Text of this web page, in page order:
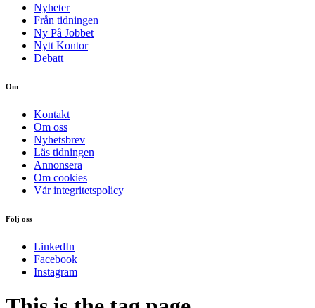
Nyheter
Från tidningen
Ny På Jobbet
Nytt Kontor
Debatt
Om
Kontakt
Om oss
Nyhetsbrev
Läs tidningen
Annonsera
Om cookies
Vår integritetspolicy
Följ oss
LinkedIn
Facebook
Instagram